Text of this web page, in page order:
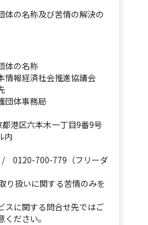
体の名称及び苦情の解決の
体の名称
報経済社会推進協議会
体事務局
港区六本木一丁目9番9号
内
700-779（フリーダ
扱いに関する苦情のみを
スに関する問合せ先ではご
ださい。